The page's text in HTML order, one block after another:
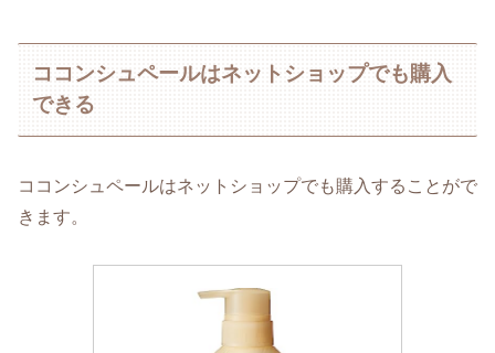
ココンシュペールはネットショップでも購入
できる
ココンシュペールはネットショップでも購入することがで
きます。